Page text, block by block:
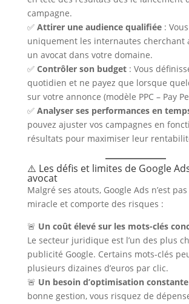
campagne.
✅ Attirer une audience qualifiée:
uniquement les internautes cherchant
un avocat dans votre domaine.
✅ Contrôler son budget: Vous
quotidien et ne payez que lorsque
sur votre annonce (modèle PPC – Pay
✅ Analyser ses performances en
pouvez ajuster vos campagnes en
résultats pour maximiser leur
⚠️ Les défis et limites de Google
avocat
Malgré ses atouts, Google Ads n’est
miracle et comporte des risques :
🚨 Un coût élevé sur les mots-clés
Le secteur juridique est l’un des plus
publicité Google. Certains mots-clés
plusieurs dizaines d’euros par clic.
🚨 Un besoin d’optimisation constante
bonne gestion, vous risquez de